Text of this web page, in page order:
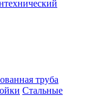
труба
Стальные